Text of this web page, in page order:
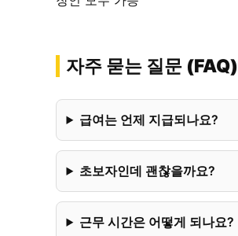
자주 묻는 질문 (FAQ)
급여는 언제 지급되나요?
초보자인데 괜찮을까요?
근무 시간은 어떻게 되나요?